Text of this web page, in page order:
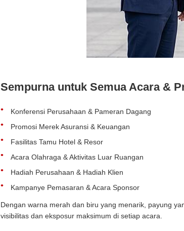
Sempurna untuk Semua Acara &
Konferensi Perusahaan & Pameran Dagang
Promosi Merek Asuransi & Keuangan
Fasilitas Tamu Hotel & Resor
Acara Olahraga & Aktivitas Luar Ruangan
Hadiah Perusahaan & Hadiah Klien
Kampanye Pemasaran & Acara Sponsor
Dengan warna merah dan biru yang menarik, payung
visibilitas dan eksposur maksimum di setiap acara.